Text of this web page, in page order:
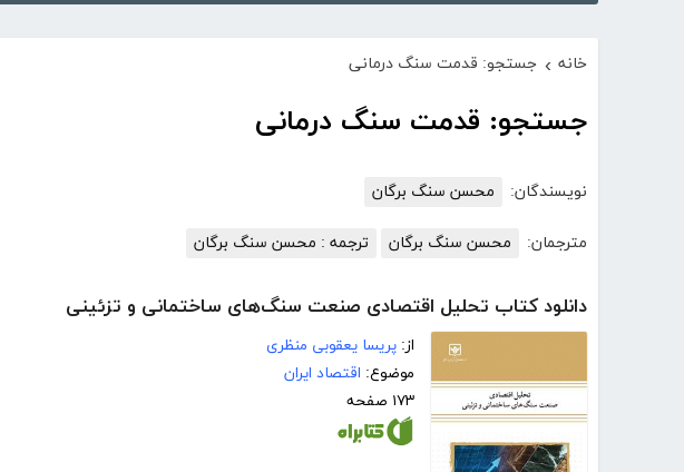
خانه › جستجو: قدمت سنگ درمانی
جستجو: قدمت سنگ درمانی
نویسندگان: محسن سنگ برگان
مترجمان: محسن سنگ برگان ترجمه : محسن سنگ برگان
دانلود کتاب تحلیل اقتصادی صنعت سنگ‌های ساختمانی و تزئینی
از: پریسا یعقوبی منظری
موضوع: اقتصاد ایران
۱۷۳ صفحه